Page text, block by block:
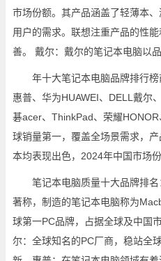
市场份额。其产品涵盖了轻薄本
用户的需求。联想注重产品的性
善。 戴尔：戴尔的笔记本电脑以品
年十大笔记本电脑品牌排行
惠普、华为HUAWEI、DELL戴尔
碁acer、ThinkPad、荣耀
球销量第一，覆盖全场景需求，
本均表现出色，2024年中国市场份
笔记本电脑质量十大品牌排
著称，制造的笔记本电脑称为
球第一PC品牌，占据全球及中国
尔：全球知名的PC厂商，稳站全